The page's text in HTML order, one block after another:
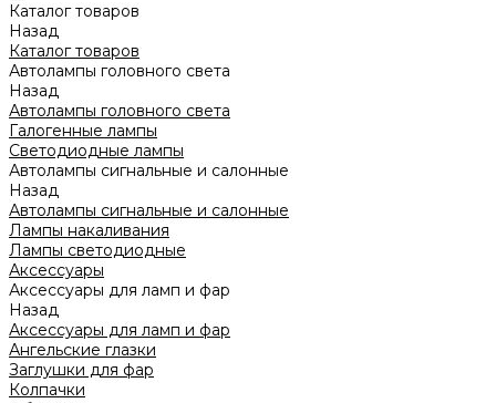
Каталог товаров
Назад
Каталог товаров
Автолампы головного света
Назад
Автолампы головного света
Галогенные лампы
Светодиодные лампы
Автолампы сигнальные и салонные
Назад
Автолампы сигнальные и салонные
Лампы накаливания
Лампы светодиодные
Аксессуары
Аксессуары для ламп и фар
Назад
Аксессуары для ламп и фар
Ангельские глазки
Заглушки для фар
Колпачки